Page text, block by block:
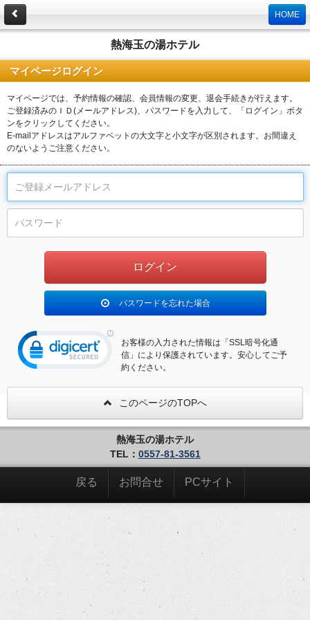
HOME
熱海玉の湯ホテル
マイページログイン
マイページでは、予約情報の確認、会員情報の変更、退会手続きが行えます。
ご登録済みのＩＤ(メールアドレス)、パスワードを入力して、「ログイン」ボタ
ンをクリックしてください。
E-mailアドレスはアルファベットの大文字と小文字が区別されます。お間違え
のないようご注意ください。
パスワードを忘れた場合
お客様の入力された情報は「SSL暗号化通
信」により保護されています。安心してご予
約ください。
このページのTOPへ
熱海玉の湯ホテル
TEL： 0557-81-3561
戻る お問合せ PCサイト